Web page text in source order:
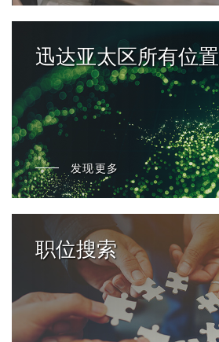
迅达亚太区所有位置
发现更多
职位搜索